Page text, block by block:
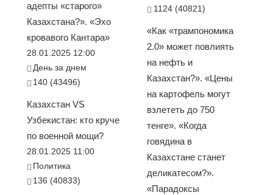
адепты «старого»
Казахстана?». «Эхо
кровавого Кантара»
28.01.2025 12:00
День за днем
140 (43496)
Казахстан VS
Узбекистан: кто круче
по военной мощи?
28.01.2025 11:00
Политика
136 (40833)
1124 (40821)
«Как «трампономика
2.0» может повлиять
на нефть и
Казахстан?». «Цены
на картофель могут
взлететь до 750
тенге». «Когда
говядина в
Казахстане станет
деликатесом?».
«Парадоксы